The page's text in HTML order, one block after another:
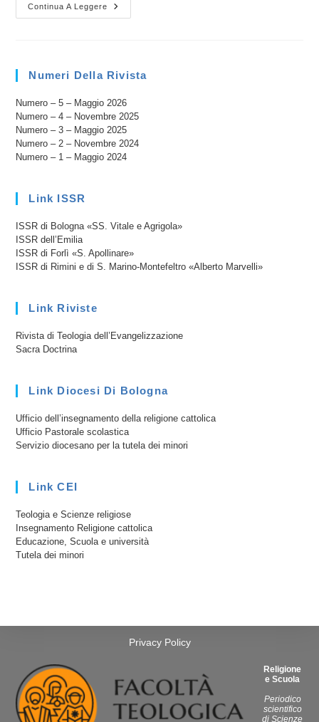
Continua A Leggere
Alla
Ricerca
Fede
E
Desiderabile
Numeri Della Rivista
Numero – 5 – Maggio 2026
Numero – 4 – Novembre 2025
Numero – 3 – Maggio 2025
Numero – 2 – Novembre 2024
Numero – 1 – Maggio 2024
Link ISSR
ISSR di Bologna «SS. Vitale e Agrigola»
ISSR dell’Emilia
ISSR di Forlì «S. Apollinare»
ISSR di Rimini e di S. Marino-Montefeltro «Alberto Marvelli»
Link Riviste
Rivista di Teologia dell’Evangelizzazione
Sacra Doctrina
Link Diocesi Di Bologna
Ufficio dell’insegnamento della religione cattolica
Ufficio Pastorale scolastica
Servizio diocesano per la tutela dei minori
Link CEI
Teologia e Scienze religiose
Insegnamento Religione cattolica
Educazione, Scuola e università
Tutela dei minori
Privacy Policy
Religione
e Scuola
Periodico
scientifico
di Scienze